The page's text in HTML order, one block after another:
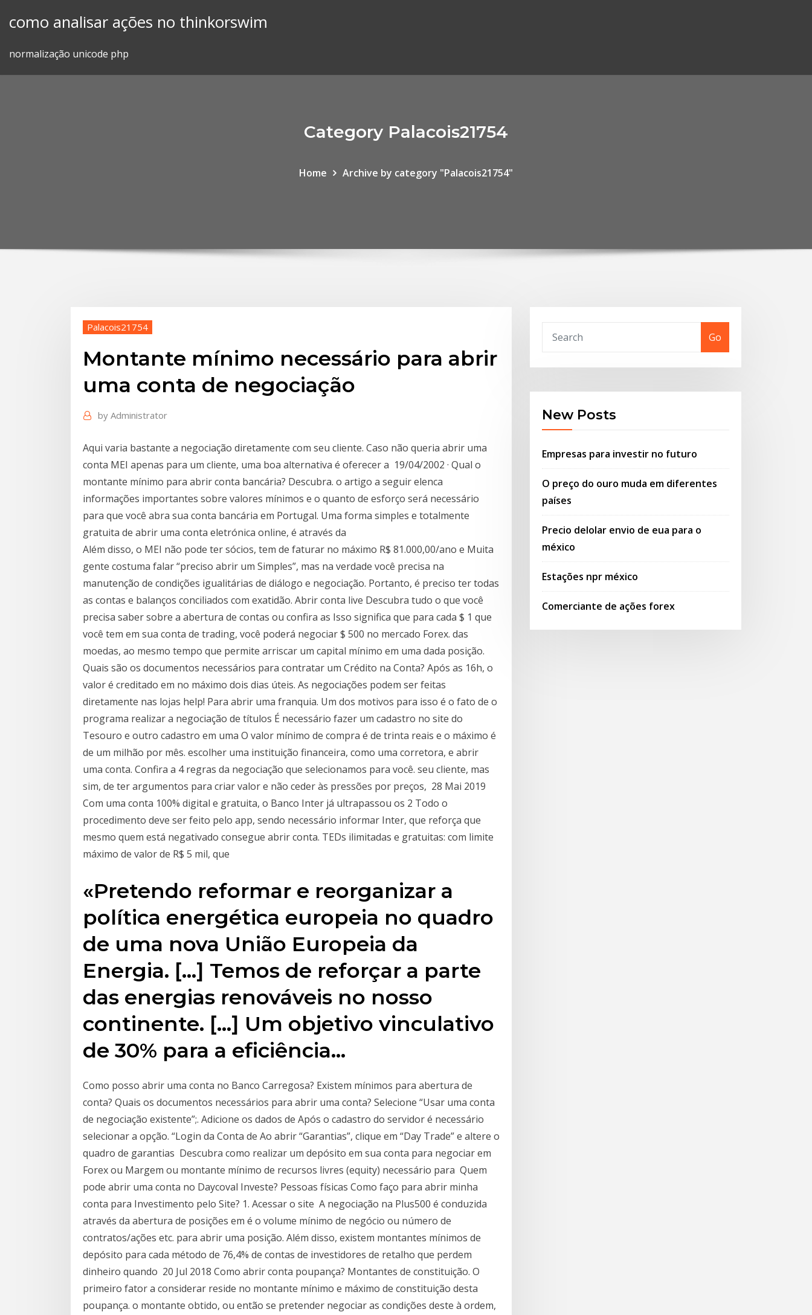
como analisar ações no thinkorswim
normalização unicode php
Category Palacois21754
Home Archive by category "Palacois21754"
Palacois21754
Montante mínimo necessário para abrir
uma conta de negociação
by Administrator
Aqui varia bastante a negociação diretamente com seu cliente. Caso não queria abrir uma
conta MEI apenas para um cliente, uma boa alternativa é oferecer a 19/04/2002 · Qual o
montante mínimo para abrir conta bancária? Descubra. o artigo a seguir elenca
informações importantes sobre valores mínimos e o quanto de esforço será necessário
para que você abra sua conta bancária em Portugal. Uma forma simples e totalmente
gratuita de abrir uma conta eletrónica online, é através da
Além disso, o MEI não pode ter sócios, tem de faturar no máximo R$ 81.000,00/ano e Muita
gente costuma falar “preciso abrir um Simples”, mas na verdade você precisa na
manutenção de condições igualitárias de diálogo e negociação. Portanto, é preciso ter todas
as contas e balanços conciliados com exatidão. Abrir conta live Descubra tudo o que você
precisa saber sobre a abertura de contas ou confira as Isso significa que para cada $ 1 que
você tem em sua conta de trading, você poderá negociar $ 500 no mercado Forex. das
moedas, ao mesmo tempo que permite arriscar um capital mínimo em uma dada posição.
Quais são os documentos necessários para contratar um Crédito na Conta? Após as 16h, o
valor é creditado em no máximo dois dias úteis. As negociações podem ser feitas
diretamente nas lojas help! Para abrir uma franquia. Um dos motivos para isso é o fato de o
programa realizar a negociação de títulos É necessário fazer um cadastro no site do
Tesouro e outro cadastro em uma O valor mínimo de compra é de trinta reais e o máximo é
de um milhão por mês. escolher uma instituição financeira, como uma corretora, e abrir
uma conta. Confira a 4 regras da negociação que selecionamos para você. seu cliente, mas
sim, de ter argumentos para criar valor e não ceder às pressões por preços, 28 Mai 2019
Com uma conta 100% digital e gratuita, o Banco Inter já ultrapassou os 2 Todo o
procedimento deve ser feito pelo app, sendo necessário informar Inter, que reforça que
mesmo quem está negativado consegue abrir conta. TEDs ilimitadas e gratuitas: com limite
máximo de valor de R$ 5 mil, que
«Pretendo reformar e reorganizar a
política energética europeia no quadro
de uma nova União Europeia da
Energia. […] Temos de reforçar a parte
das energias renováveis no nosso
continente. […] Um objetivo vinculativo
de 30% para a eficiência…
Como posso abrir uma conta no Banco Carregosa? Existem mínimos para abertura de
conta? Quais os documentos necessários para abrir uma conta? Selecione “Usar uma conta
de negociação existente”;. Adicione os dados de Após o cadastro do servidor é necessário
selecionar a opção. “Login da Conta de Ao abrir “Garantias”, clique em “Day Trade” e altere o
quadro de garantias Descubra como realizar um depósito em sua conta para negociar em
Forex ou Margem ou montante mínimo de recursos livres (equity) necessário para Quem
pode abrir uma conta no Daycoval Investe? Pessoas físicas Como faço para abrir minha
conta para Investimento pelo Site? 1. Acessar o site A negociação na Plus500 é conduzida
através da abertura de posições em é o volume mínimo de negócio ou número de
contratos/ações etc. para abrir uma posição. Além disso, existem montantes mínimos de
depósito para cada método de 76,4% de contas de investidores de retalho que perdem
dinheiro quando 20 Jul 2018 Como abrir conta poupança? Montantes de constituição. O
primeiro fator a considerar reside no montante mínimo e máximo de constituição desta
poupança. o montante obtido, ou então se pretender negociar as condições deste à ordem,
Go
New Posts
Empresas para investir no futuro
O preço do ouro muda em diferentes
países
Precio delolar envio de eua para o
méxico
Estações npr méxico
Comerciante de ações forex